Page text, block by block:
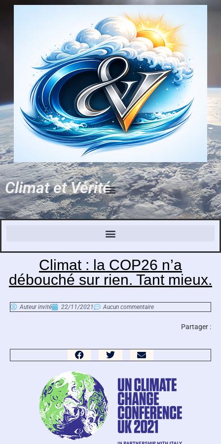
Climat et Vérité
Climat : la COP26 n’a
débouché sur rien. Tant mieux.
Auteur invité 22/11/2021 Aucun commentaire
Partager :